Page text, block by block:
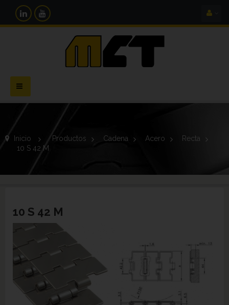
Navegación
Toggle
Inicio > Productos > Cadena > Acero >
Recta
10 S 42 M
10 S 42 M